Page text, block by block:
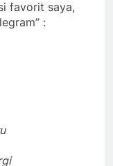
favorit saya,